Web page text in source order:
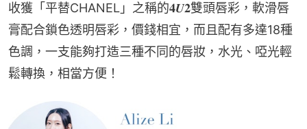
收獲「平替CHANEL」之稱的𝟒𝑼𝟐雙頭唇彩，軟滑唇
膏配合鎖色透明唇彩，價錢相宜，而且配有多達18種
色調，一支能夠打造三種不同的唇妝，水光、啞光輕
鬆轉換，相當方便！